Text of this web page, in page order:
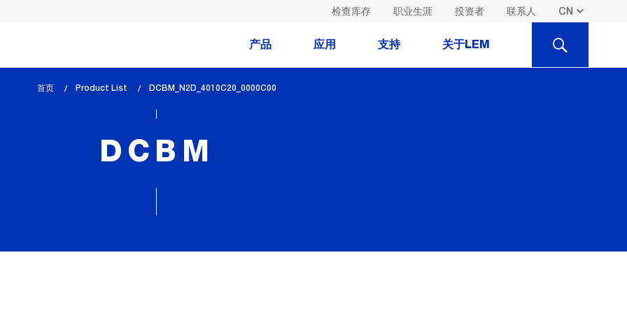
检查库存 职业生涯 投资者 联系人
产品 应用 支持 关于LEM SEARCH
首页 Product List
lem_current_page
DCBM_N2D_4010C20_0000C00
DCBM